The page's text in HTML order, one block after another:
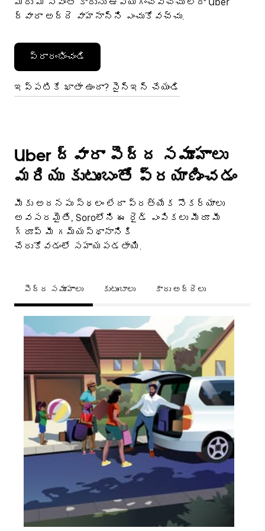
ద్వారా అద్దె వాహనాన్ని ఎంచుకోవచ్చు.
ప్రారంభించండి
ఇప్పటికే ఖాతా ఉందా? సైన్ఇన్ చేయండి
Uber ద్వారా పెద్ద సమూహాలు
మరియు కుటుంబంతో ప్రయాణించడం
మీకు అదనపు స్థలం లేదా ప్రత్యేక సౌకర్యాలు
అవసరమైతే, Soroలోని ఈ రైడ్ ఎంపికలు మీరూ మీ
గ్రూప్ మీ గమ్యస్థానానికి
చేరుకోవడంలో సహాయపడతాయి.
పెద్ద సమూహాలు కుటుంబాలు కారు అద్దెలు